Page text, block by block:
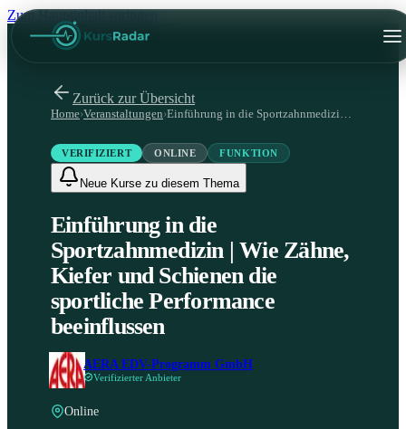
Zum Hauptinhalt springen
Zurück zur Übersicht
Home›Veranstaltungen› Einführung in die Sportzahnmedizin | Wie Zähne, Kiefer und Schienen die sportliche Performance beeinflussen
VERIFIZIERT ONLINE FUNKTION
Neue Kurse zu diesem Thema
Einführung in die
Sportzahnmedizin | Wie Zähne,
Kiefer und Schienen die
sportliche Performance
beeinflussen
AERA EDV-Programm GmbH
Verifizierter Anbieter
Online